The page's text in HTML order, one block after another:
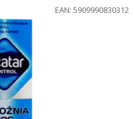
EAN: 5909990830312